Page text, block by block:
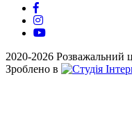
2020-2026 Розважальний
Зроблено в